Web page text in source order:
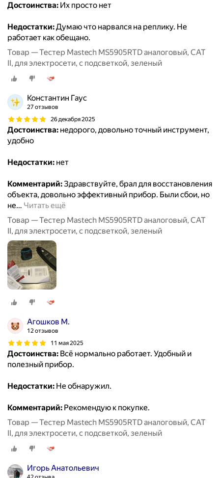
Достоинства: Их просто нет
Недостатки:Думаю что нарвался на реплику. Не
работает как обещано.
Товар — Тестер Mastech MS5905RTD аналоговый, CAT
II, для электросети, с подсветкой, зеленый
Константин Гаус
27 отзывов
26 декабря 2025
Достоинства: недорого, довольно точный инструмент,
удобно
Недостатки: нет
Комментарий:Здравствуйте, брал для восстановления
объекта, довольно эффективный прибор. Были сбои, но
не… Читать ещё
Товар — Тестер Mastech MS5905RTD аналоговый, CAT
II, для электросети, с подсветкой, зеленый
Агошков М.
12 отзывов
11 мая 2025
Достоинства: Всё нормально работает. Удобный и
полезный прибор.
Недостатки: Не обнаружил.
Комментарий: Рекомендую к покупке.
Товар — Тестер Mastech MS5905RTD аналоговый, CAT
II, для электросети, с подсветкой, зеленый
Игорь Анатольевич